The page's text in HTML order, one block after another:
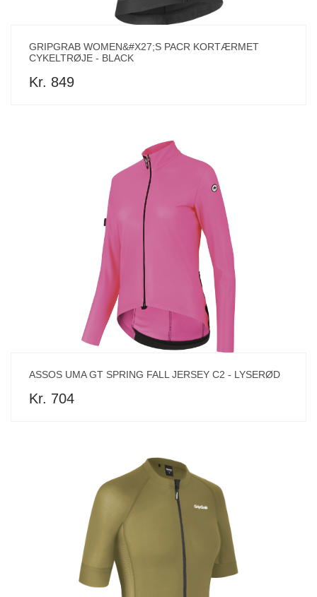
GRIPGRAB WOMEN&#X27;S PACR KORTÆRMET
CYKELTRØJE - BLACK
Kr. 849
ASSOS UMA GT SPRING FALL JERSEY C2 - LYSERØD
Kr. 704